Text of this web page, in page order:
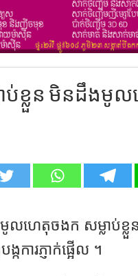
ប់ខ្លួន មិនដឹងមូលហ
ហេតុចងក សម្លាប់ខ្លួន
ារភ្ញាក់ផ្អើល ។